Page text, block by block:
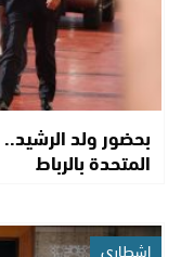
بحضور ولد
المتحدة بالرباط
اشطاري